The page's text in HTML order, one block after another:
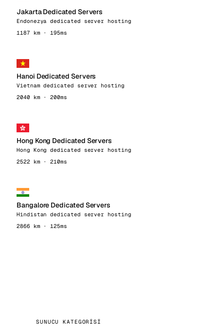
Jakarta Dedicated Servers
Endonezya dedicated server hosting
1187 km · 195ms
Hanoi Dedicated Servers
Vietnam dedicated server hosting
2040 km · 200ms
Hong Kong Dedicated Servers
Hong Kong dedicated server hosting
2522 km · 210ms
Bangalore Dedicated Servers
Hindistan dedicated server hosting
2866 km · 125ms
SUNUCU KATEGORISI